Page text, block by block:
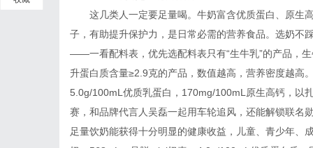
这几类人一定要足量喝。牛奶富含优质蛋白、原生
子，有助提升保护力，是日常必需的营养食品。选奶不
——一看配料表，优先选配料表只有“生牛乳”的产品，
升蛋白质含量≥2.9克的产品，数值越高，营养密度越高
5.0g/100mL优质乳蛋白，170mg/100mL原生高钙，以
赛，和品牌代言人吴磊一起用车轮追风，还能解锁联名
足量饮奶能获得十分明显的健康收益，儿童、青少年